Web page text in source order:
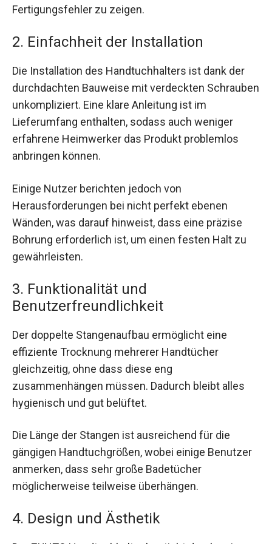
Fertigungsfehler zu zeigen.
2. Einfachheit der Installation
Die Installation des Handtuchhalters ist dank der
durchdachten Bauweise mit verdeckten Schrauben
unkompliziert. Eine klare Anleitung ist im
Lieferumfang enthalten, sodass auch weniger
erfahrene Heimwerker das Produkt problemlos
anbringen können.
Einige Nutzer berichten jedoch von
Herausforderungen bei nicht perfekt ebenen
Wänden, was darauf hinweist, dass eine präzise
Bohrung erforderlich ist, um einen festen Halt zu
gewährleisten.
3. Funktionalität und
Benutzerfreundlichkeit
Der doppelte Stangenaufbau ermöglicht eine
effiziente Trocknung mehrerer Handtücher
gleichzeitig, ohne dass diese eng
zusammenhängen müssen. Dadurch bleibt alles
hygienisch und gut belüftet.
Die Länge der Stangen ist ausreichend für die
gängigen Handtuchgrößen, wobei einige Benutzer
anmerken, dass sehr große Badetücher
möglicherweise teilweise überhängen.
4. Design und Ästhetik